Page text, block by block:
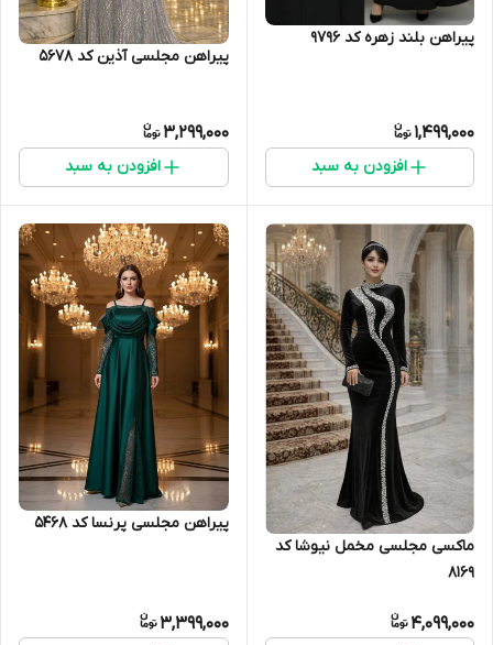
پیراهن بلند زهره کد 9796
1,499,000
افزودن به سبد
پیراهن مجلسی آذین کد 5678
3,299,000
افزودن به سبد
ماکسی مجلسی مخمل نیوشا کد
8169
4,099,000
پیراهن مجلسی پرنسا کد 5468
3,399,000